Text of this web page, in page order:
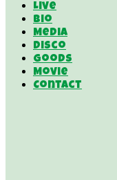
Live
Bio
Media
Disco
Goods
Movie
Contact